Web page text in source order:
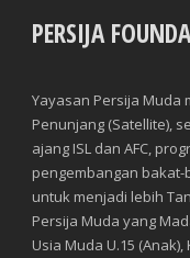
PERSIJA
Yayasan Persija Muda
Penunjang (Satellite),
ajang ISL dan AFC,
pengembangan
untuk menjadi lebih
Persija Muda yang
Usia Muda U.15 (Anak),